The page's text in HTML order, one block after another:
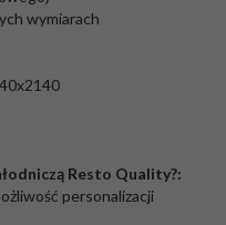
wymiarach
Resto Quality?:
personalizacji